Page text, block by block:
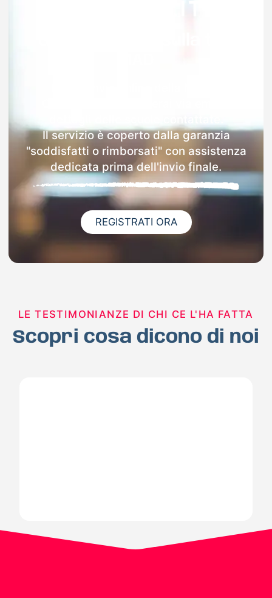
Il servizio è coperto dalla garanzia
"soddisfatti o rimborsati" con assistenza
dedicata prima dell'invio finale.
REGISTRATI ORA
LE TESTIMONIANZE DI CHI CE L'HA FATTA
Scopri cosa dicono di noi